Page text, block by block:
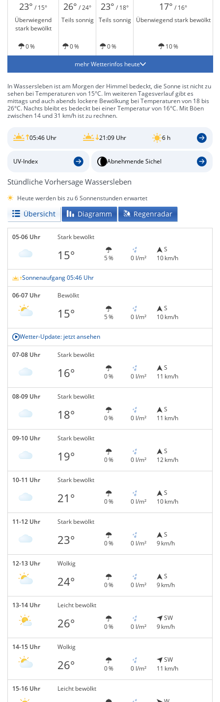
23° / 15° 26° / 24° 23° / 18° 17° / 16°
Überwiegend
stark bewölkt
Teils sonnig Teils sonnig Überwiegend stark bewölkt
0 % 0 % 0 % 10 %
mehr Wetterinfos heute
In Wassersleben ist am Morgen der Himmel bedeckt, die Sonne ist nicht zu
sehen bei Temperaturen von 15°C. Im weiteren Tagesverlauf gibt es
mittags und auch abends lockere Bewölkung bei Temperaturen von 18 bis
26°C. Nachts bleibt es bedeckt bei einer Temperatur von 16°C. Mit Böen
zwischen 14 und 31 km/h ist zu rechnen.
05:46 Uhr 21:09 Uhr 6 h
UV-Index Abnehmende Sichel
Stündliche Vorhersage Wassersleben
Heute werden bis zu 6 Sonnenstunden erwartet
Übersicht Diagramm Regenradar
05-06 Uhr Stark bewölkt
15° 5 % 0 l/m²
S
10 km/h
Sonnenaufgang 05:46 Uhr
06-07 Uhr Bewölkt
15° 5 % 0 l/m²
S
10 km/h
Wetter-Update: jetzt ansehen
07-08 Uhr Stark bewölkt
16° 0 % 0 l/m²
S
11 km/h
08-09 Uhr Stark bewölkt
18° 0 % 0 l/m²
S
11 km/h
09-10 Uhr Stark bewölkt
19° 0 % 0 l/m²
S
12 km/h
10-11 Uhr Stark bewölkt
21° 0 % 0 l/m²
S
10 km/h
11-12 Uhr Stark bewölkt
23° 0 % 0 l/m²
S
9 km/h
12-13 Uhr Wolkig
24° 0 % 0 l/m²
S
9 km/h
13-14 Uhr Leicht bewölkt
26° 0 % 0 l/m²
SW
9 km/h
14-15 Uhr Wolkig
26° 0 % 0 l/m²
SW
11 km/h
15-16 Uhr Leicht bewölkt